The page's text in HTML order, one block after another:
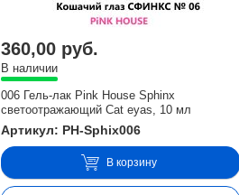
360,00 руб.
В наличии
006 Гель-лак Pink House Sphinx
светоотражающий Cat eyas, 10 мл
Артикул: PH-Sphix006
В корзину